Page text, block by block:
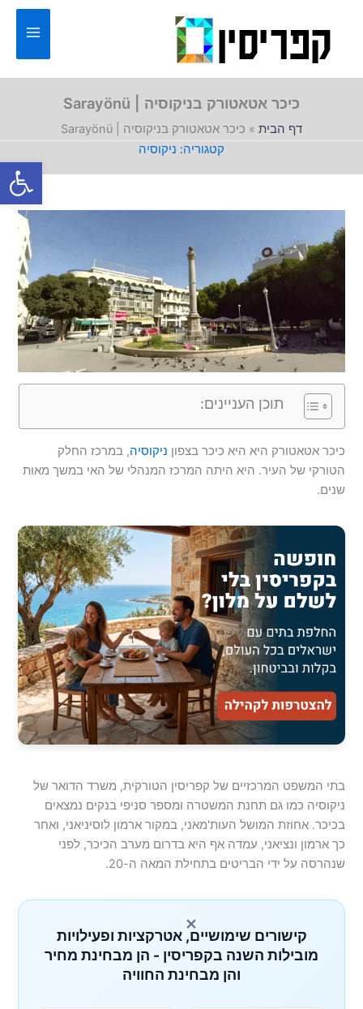
פתח
כיכר אטאטורק בניקוסיה | Sarayönü
דף הבית » כיכר אטאטורק בניקוסיה | Sarayönü
ניקוסיה
תוכן העניינים:
כיכר אטאטורק היא היא כיכר בצפון ניקוסיה, במרכז החלק
הטורקי של העיר. היא היתה המרכז המנהלי של האי במשך מאות
שנים.
בתי המשפט המרכזיים של קפריסין הטורקית, משרד הדואר של
ניקוסיה כמו גם תחנת המשטרה ומספר סניפי בנקים נמצאים
בכיכר. אחוזת המושל העות'מאני, במקור ארמון לוסיניאני, ואחר
כך ארמון ונציאני, עמדה אף היא בדרום מערב הכיכר, לפני
שנהרסה על ידי הבריטים בתחילת המאה ה-20.
×
קישורים שימושיים, אטרקציות ופעילויות
מובילות השנה בקפריסין - הן מבחינת מחיר
והן מבחינת החוויה